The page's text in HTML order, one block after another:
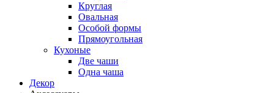
Круглая
Овальная
Особой формы
Прямоугольная
Кухоные
Две чаши
Одна чаша
Декор